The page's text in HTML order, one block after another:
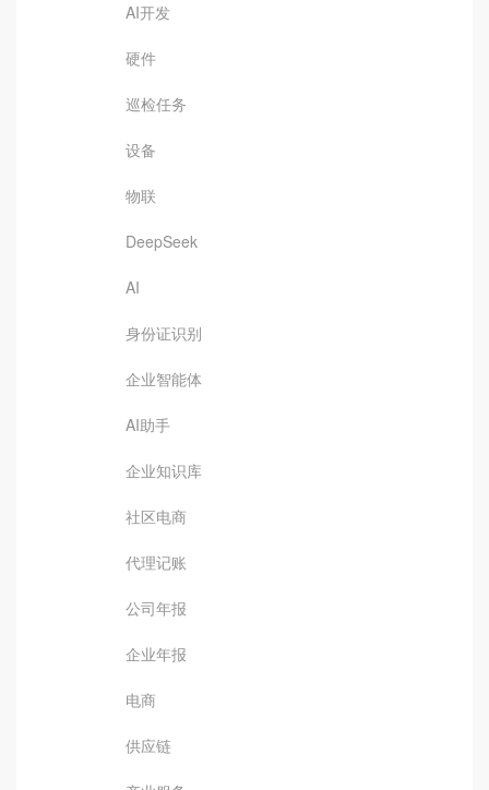
AI开发
硬件
巡检任务
设备
物联
DeepSeek
AI
身份证识别
企业智能体
AI助手
企业知识库
社区电商
代理记账
公司年报
企业年报
电商
供应链